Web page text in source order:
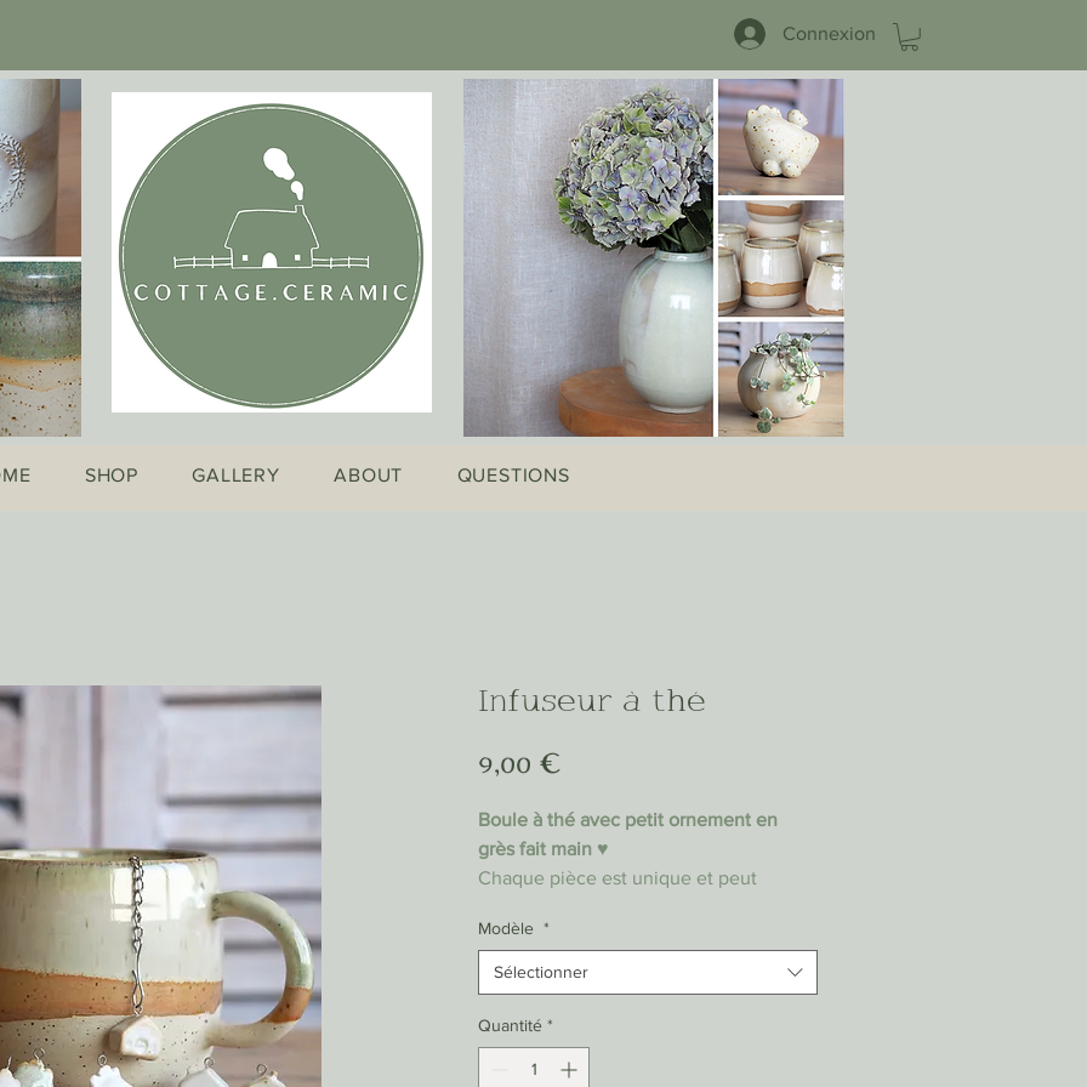
Connexion
SHOP GALLERY ABOUT QUESTIONS
Infuseur à thé
9,00 €
Boule à thé avec petit ornement en
grès fait main ♥
Chaque pièce est unique et peut
couleur, forme et taille. Petites
Poulettes ou Maisonettes, à vous de
choisir !
(Infuseur Inclus)
Dimensions:
Modèle *
Sélectionner
Quantité *